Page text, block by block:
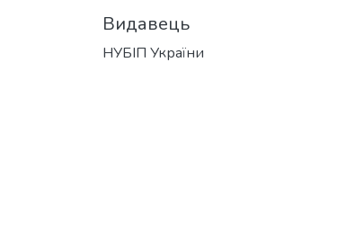
Видавець
НУБІП України